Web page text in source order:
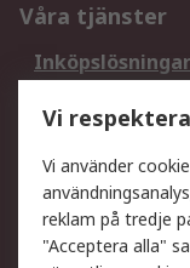
Våra tjänster
Inköpslösningar
DesignSpark
Ditt lokala
Support
Vi
Vi använder
reklam på tredje
"Acceptera alla"